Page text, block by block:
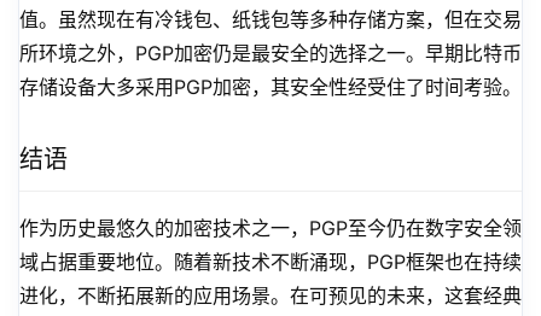
值。虽然现在有冷钱包、纸钱包等多种存储方案，但在交易
所环境之外，PGP加密仍是最安全的选择之一。早期比特币
存储设备大多采用PGP加密，其安全性经受住了时间考验。
结语
作为历史最悠久的加密技术之一，PGP至今仍在数字安全领
域占据重要地位。随着新技术不断涌现，PGP框架也在持续
进化，不断拓展新的应用场景。在可预见的未来，这套经典